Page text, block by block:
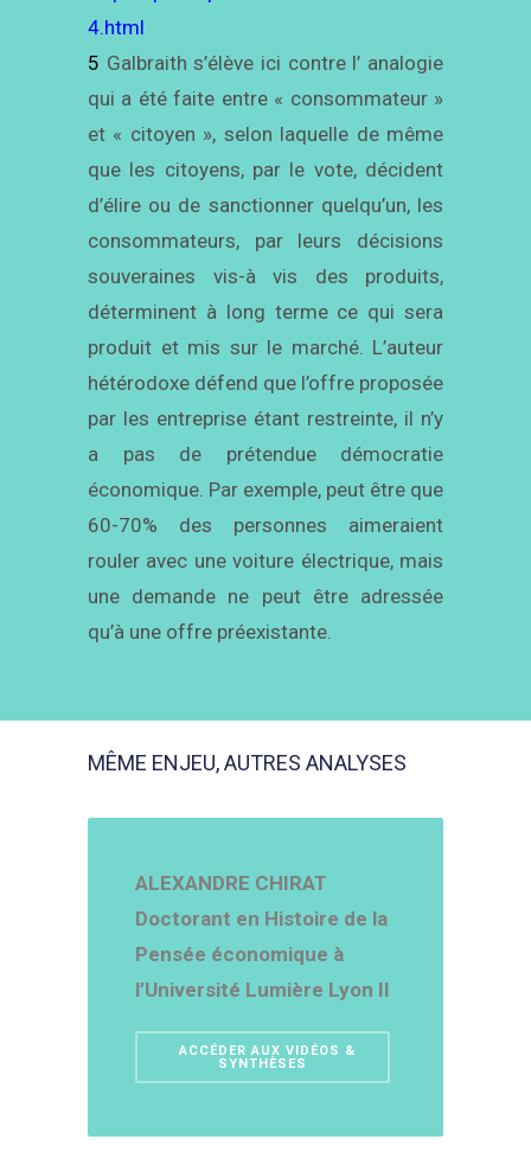
4.html
5 Galbraith s’élève ici contre l’ analogie
qui a été faite entre « consommateur »
et « citoyen », selon laquelle de même
que les citoyens, par le vote, décident
d’élire ou de sanctionner quelqu’un, les
consommateurs, par leurs décisions
souveraines vis-à vis des produits,
déterminent à long terme ce qui sera
produit et mis sur le marché. L’auteur
hétérodoxe défend que l’offre proposée
par les entreprise étant restreinte, il n’y
a pas de prétendue démocratie
économique. Par exemple, peut être que
60-70% des personnes aimeraient
rouler avec une voiture électrique, mais
une demande ne peut être adressée
qu’à une offre préexistante.
MÊME ENJEU, AUTRES ANALYSES
ALEXANDRE CHIRAT
Doctorant en Histoire de la
Pensée économique à
l’Université Lumière Lyon II
ACCÉDER AUX VIDÉOS &
SYNTHÈSES